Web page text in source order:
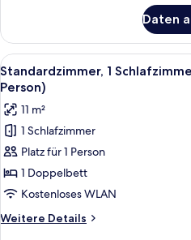
Guests
All
Rooms
Non-
smoking
anzeigen
Room
Bed
2
All
Rooms
Non-
smoking
Daten
Alle
Fotos
für
Standardzimmer,
Schlafzimmer,
Nichtraucher
(for
1
Person)
14
Standardzimmer, 1
Person)
11 m²
1 Schlafzimmer
Platz für 1 Person
1 Doppelbett
Kostenloses WLAN
Weitere Details
Weitere